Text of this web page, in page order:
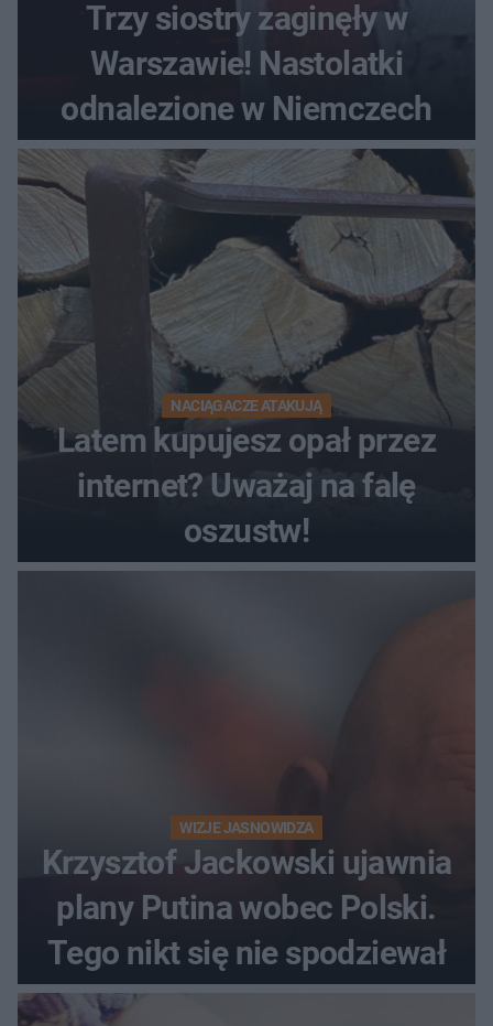
Trzy siostry zaginęły w
Warszawie! Nastolatki
odnalezione w Niemczech
NACIĄGACZE ATAKUJĄ
Latem kupujesz opał przez
internet? Uważaj na falę
oszustw!
WIZJE JASNOWIDZA
Krzysztof Jackowski ujawnia
plany Putina wobec Polski.
Tego nikt się nie spodziewał